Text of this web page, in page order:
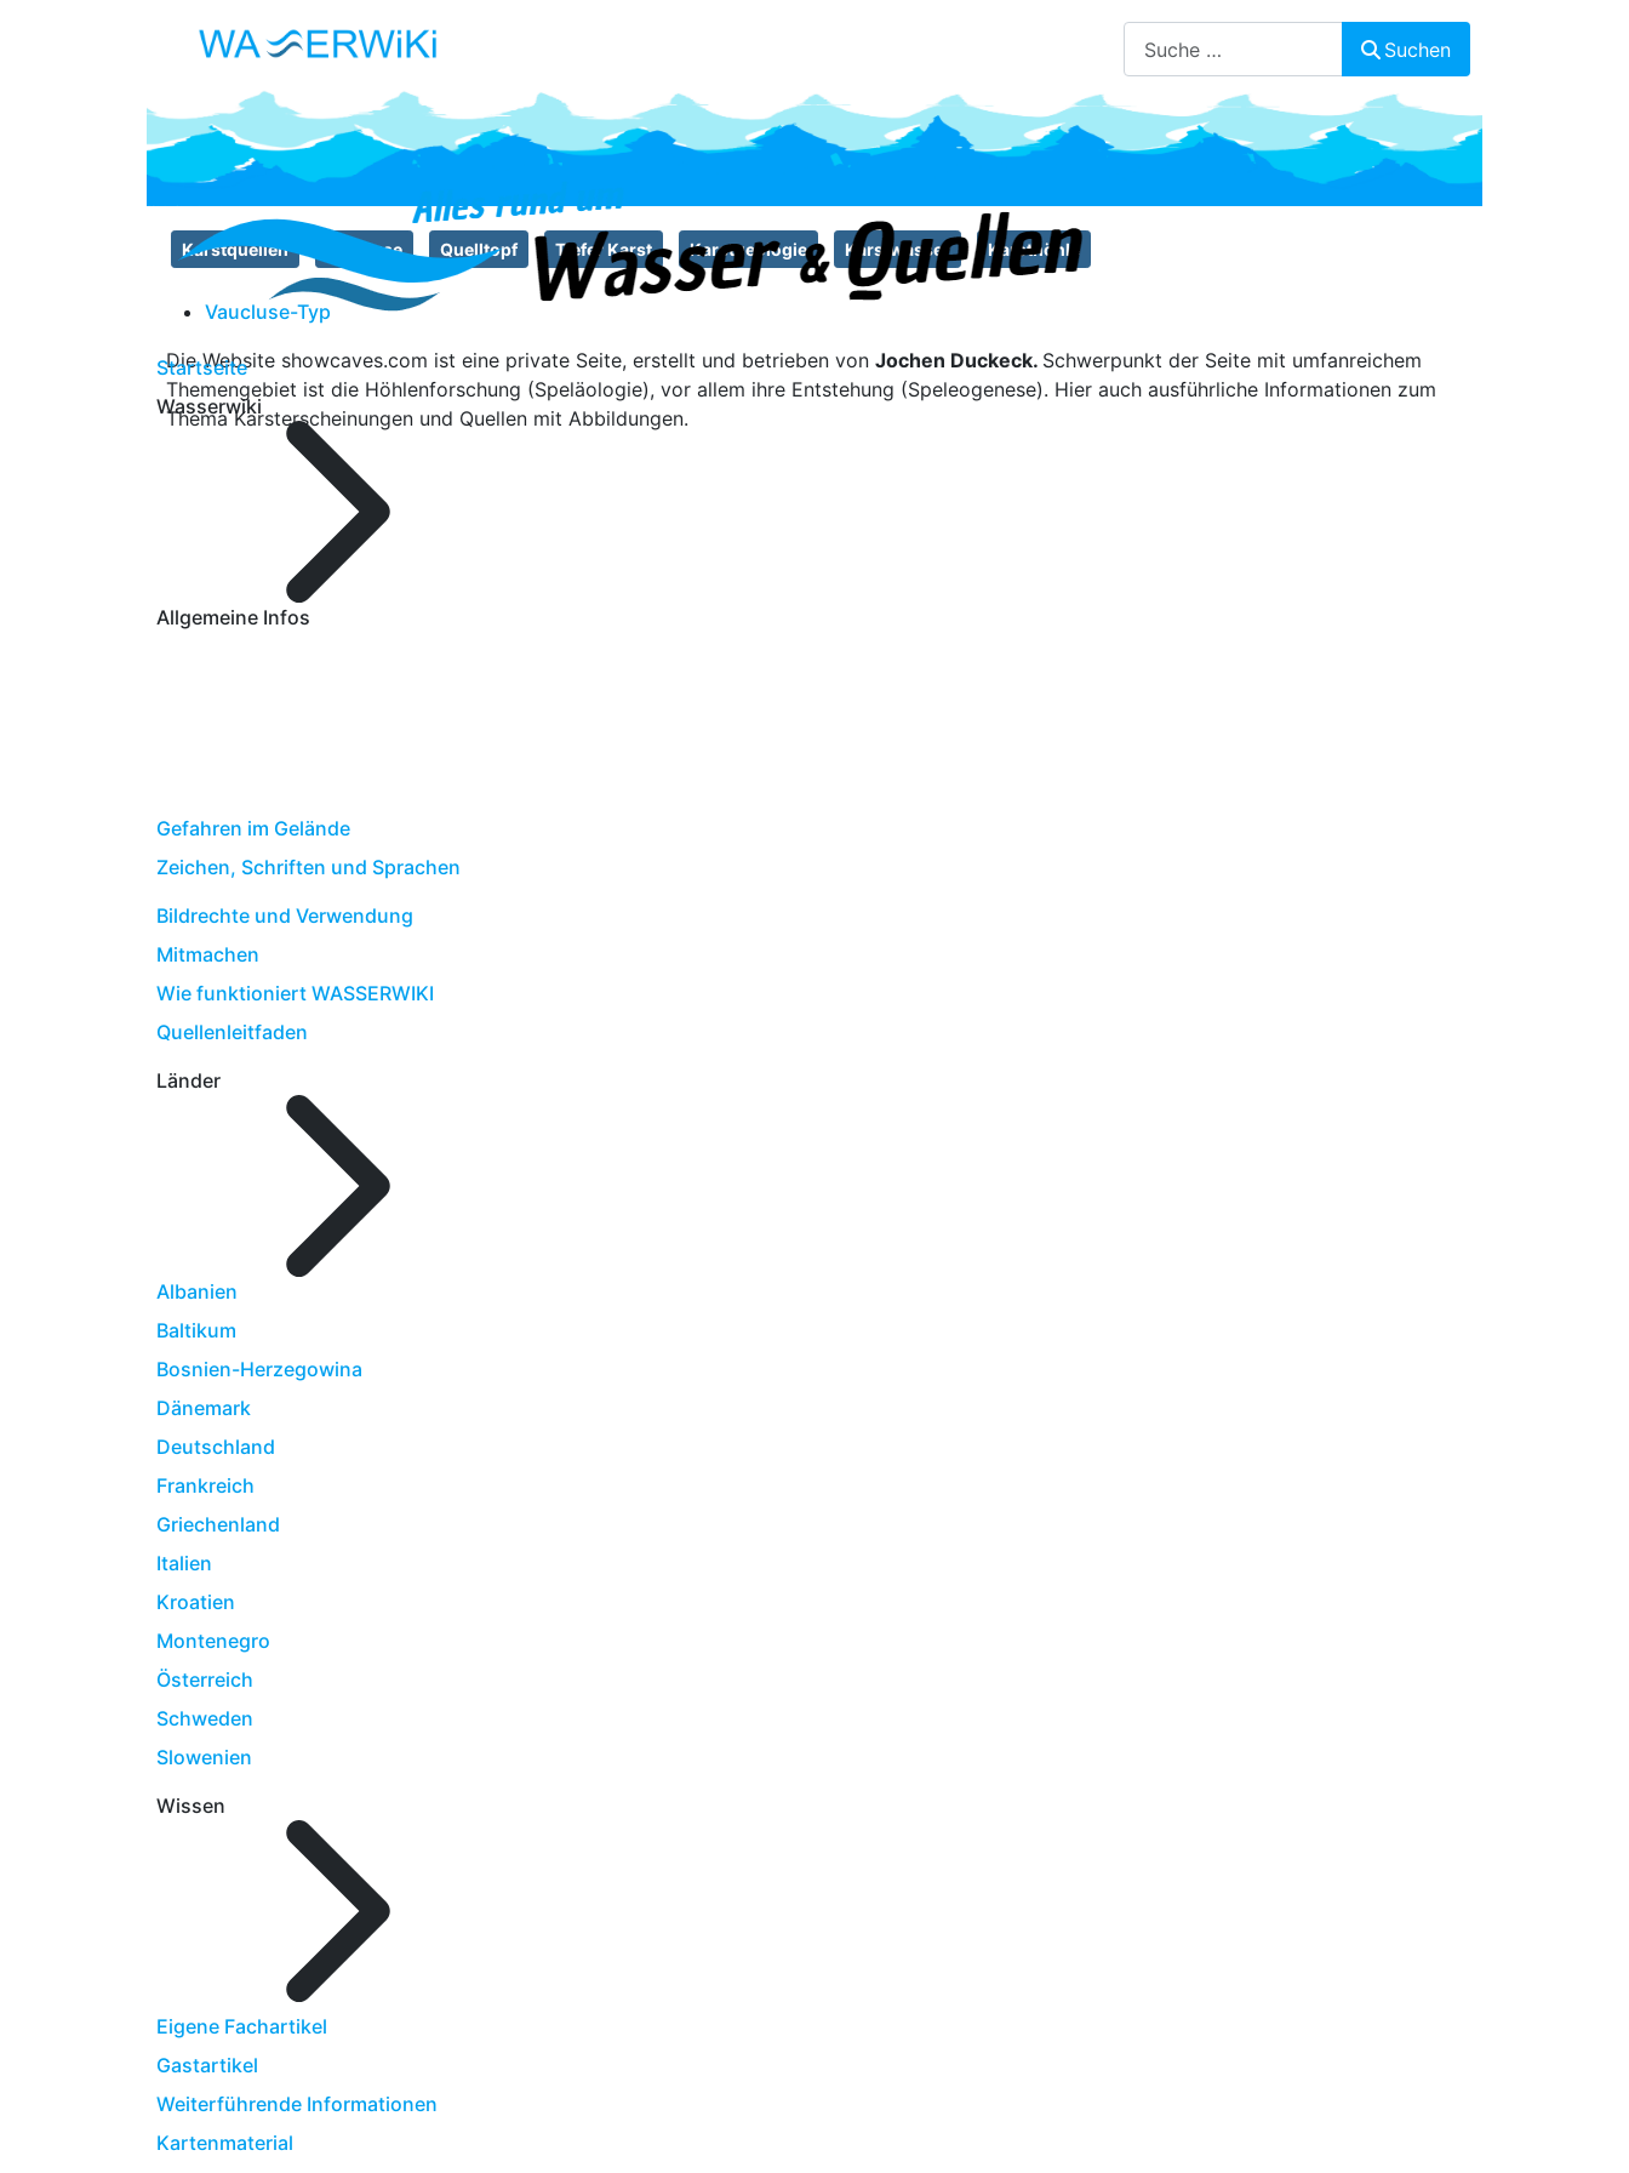
Suchen
Startseite
Wasserwiki
Allgemeine Infos
Gefahren im Gelände
Zeichen, Schriften und Sprachen
Bildrechte und Verwendung
Mitmachen
Wie funktioniert WASSERWIKI
Quellenleitfaden
Länder
Albanien
Baltikum
Bosnien-Herzegowina
Dänemark
Deutschland
Frankreich
Griechenland
Italien
Kroatien
Montenegro
Österreich
Schweden
Slowenien
Wissen
Eigene Fachartikel
Gastartikel
Weiterführende Informationen
Kartenmaterial
Karstquellen Vaucluse Quelltopf Tiefer Karst Karstgeologie Karstwasser Karsthöhle
Vaucluse-Typ
Die Website showcaves.com ist eine private Seite, erstellt und betrieben von Jochen Duckeck. Schwerpunkt der Seite mit umfanreichem
Themengebiet ist die Höhlenforschung (Speläologie), vor allem ihre Entstehung (Speleogenese). Hier auch ausführliche Informationen zum
Thema Karsterscheinungen und Quellen mit Abbildungen.